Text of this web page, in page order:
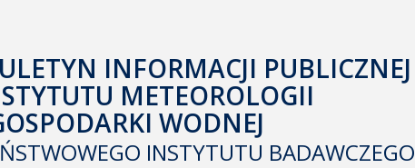
INFORMACJI PUBLICZNEJ
METEOROLOGII
WODNEJ
INSTYTUTU BADAWCZEGO